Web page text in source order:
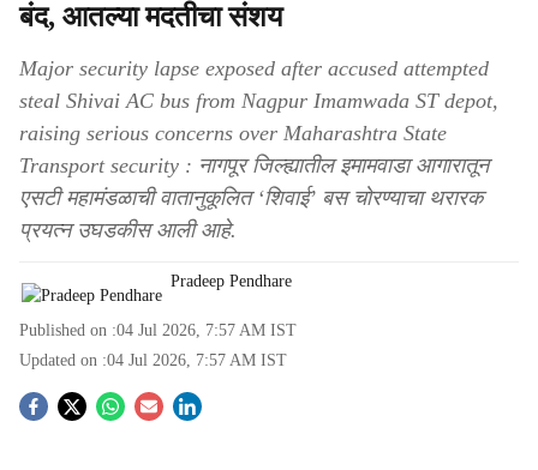
बंद, आतल्या मदतीचा संशय
Major security lapse exposed after accused attempted
steal Shivai AC bus from Nagpur Imamwada ST depot,
raising serious concerns over Maharashtra State
Transport security : नागपूर जिल्ह्यातील इमामवाडा आगारातून
एसटी महामंडळाची वातानुकूलित ‘शिवाई’ बस चोरण्याचा थरारक
प्रयत्न उघडकीस आली आहे.
Pradeep Pendhare
Published on :04 Jul 2026, 7:57 AM IST
Updated on :04 Jul 2026, 7:57 AM IST
S